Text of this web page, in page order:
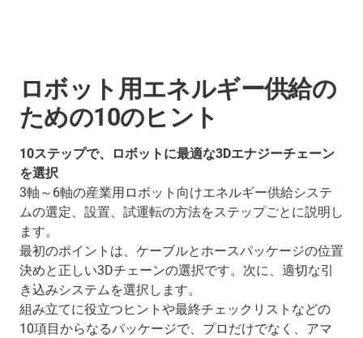
ロボット用エネルギー供給の
ための10のヒント
10ステップで、ロボットに最適な3Dエナジーチェーン
を選択
3軸～6軸の産業用ロボット向けエネルギー供給システ
ムの選定、設置、試運転の方法をステップごとに説明し
ます。
最初のポイントは、ケーブルとホースパッケージの位置
決めと正しい3Dチェーンの選択です。次に、適切な引
き込みシステムを選択します。
組み立てに役立つヒントや最終チェックリストなどの
10項目からなるパッケージで、プロだけでなく、アマ